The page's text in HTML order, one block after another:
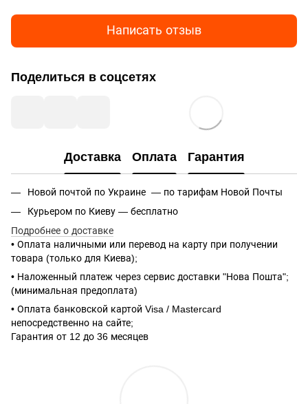
Написать отзыв
Поделиться в соцсетях
Доставка Оплата Гарантия
Новой почтой по Украине — по тарифам Новой Почты
Курьером по Киеву — бесплатно
Подробнее о доставке
• Оплата наличными или перевод на карту при получении
товара (только для Киева);
• Наложенный платеж через сервис доставки "Нова Пошта";
(минимальная предоплата)
• Оплата банковской картой Visa / Mastercard
непосредственно на сайте;
Гарантия от 12 до 36 месяцев